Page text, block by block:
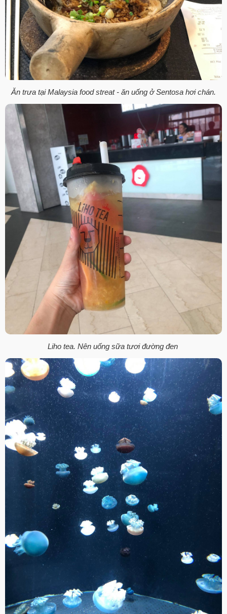
Ăn trưa tại Malaysia food streat - ăn uống ở Sentosa hơi chán.
Liho tea. Nên uống sữa tươi đường đen